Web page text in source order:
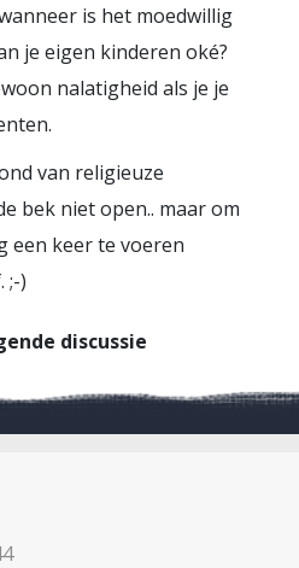
is het moedwillig
je eigen kinderen oké?
nalatigheid als je je
van religieuze
bek niet open.. maar om
een keer te voeren
;-)
discussie